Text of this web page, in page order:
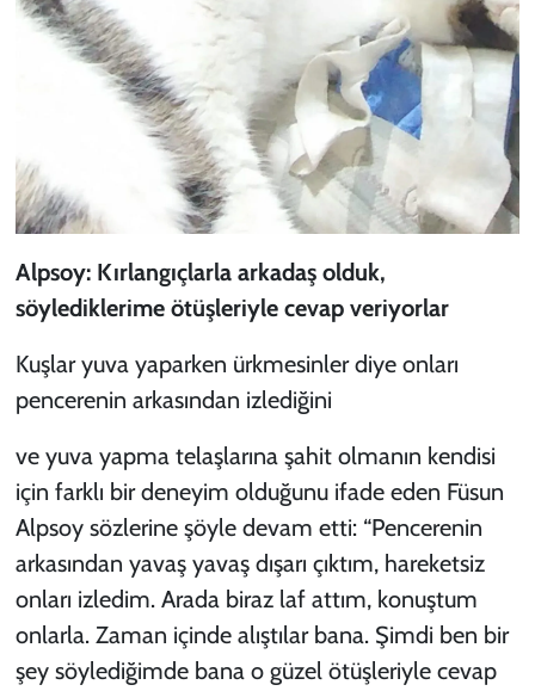
Alpsoy: Kırlangıçlarla arkadaş olduk,
söylediklerime ötüşleriyle cevap veriyorlar
Kuşlar yuva yaparken ürkmesinler diye onları
pencerenin arkasından izlediğini
ve yuva yapma telaşlarına şahit olmanın kendisi
için farklı bir deneyim olduğunu ifade eden Füsun
Alpsoy sözlerine şöyle devam etti: “Pencerenin
arkasından yavaş yavaş dışarı çıktım, hareketsiz
onları izledim. Arada biraz laf attım, konuştum
onlarla. Zaman içinde alıştılar bana. Şimdi ben bir
şey söylediğimde bana o güzel ötüşleriyle cevap